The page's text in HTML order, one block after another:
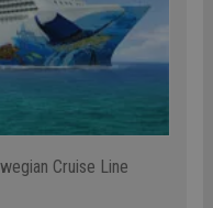
Cruise Line